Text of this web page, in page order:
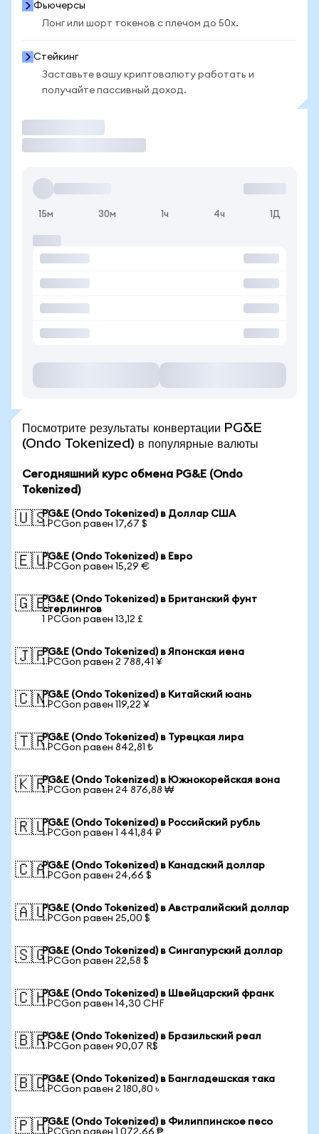
Фьючерсы
Лонг или шорт токенов с плечом до 50x.
Стейкинг
Заставьте вашу криптовалюту работать и
получайте пассивный доход.
15м 30м 1ч 4ч 1Д
Посмотрите результаты конвертации PG&E
(Ondo Tokenized) в популярные валюты
Сегодняшний курс обмена PG&E (Ondo
Tokenized)
🇺🇸PG&E (Ondo Tokenized) в Доллар США
1 PCGon равен 17,67 $
🇪🇺PG&E (Ondo Tokenized) в Евро
1 PCGon равен 15,29 €
🇬🇧PG&E (Ondo Tokenized) в Британский фунт
стерлингов
1 PCGon равен 13,12 £
🇯🇵PG&E (Ondo Tokenized) в Японская иена
1 PCGon равен 2 788,41 ¥
🇨🇳PG&E (Ondo Tokenized) в Китайский юань
1 PCGon равен 119,22 ¥
🇹🇷PG&E (Ondo Tokenized) в Турецкая лира
1 PCGon равен 842,81 ₺
🇰🇷PG&E (Ondo Tokenized) в Южнокорейская вона
1 PCGon равен 24 876,88 ₩
🇷🇺PG&E (Ondo Tokenized) в Российский рубль
1 PCGon равен 1 441,84 ₽
🇨🇦PG&E (Ondo Tokenized) в Канадский доллар
1 PCGon равен 24,66 $
🇦🇺PG&E (Ondo Tokenized) в Австралийский доллар
1 PCGon равен 25,00 $
🇸🇬PG&E (Ondo Tokenized) в Сингапурский доллар
1 PCGon равен 22,58 $
🇨🇭PG&E (Ondo Tokenized) в Швейцарский франк
1 PCGon равен 14,30 CHF
🇧🇷PG&E (Ondo Tokenized) в Бразильский реал
1 PCGon равен 90,07 R$
🇧🇩PG&E (Ondo Tokenized) в Бангладешская така
1 PCGon равен 2 180,80 ৳
🇵🇭PG&E (Ondo Tokenized) в Филиппинское песо
1 PCGon равен 1 072,66 ₱